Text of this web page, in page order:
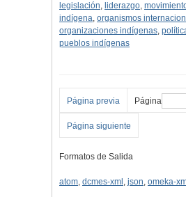
legislación, liderazgo,
indígena, organismos
organizaciones indígenas,
pueblos indígenas
Página previa Página
Página siguiente
Formatos de Salida
atom, dcmes-xml , json, omeka-